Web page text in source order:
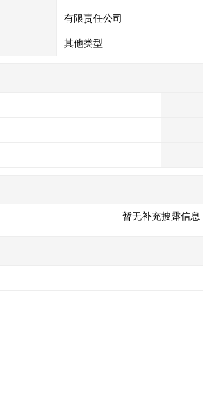
有限责任公司
其他类型
暂无补充披露信息